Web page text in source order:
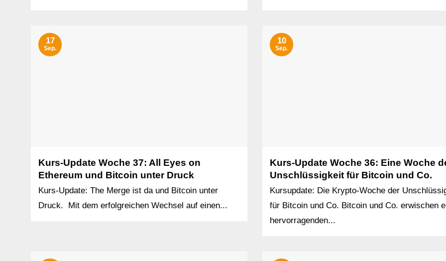
Kurs-Update Woche 37: All Eyes on
Ethereum und Bitcoin unter Druck
Kurs-Update: The Merge ist da und Bitcoin unter
Druck. Mit dem erfolgreichen Wechsel auf einen...
17
Sep.
Kurs-Update Woche 36: Eine Woche
Unschlüssigkeit für Bitcoin und Co.
Kursupdate: Die Krypto-Woche der
für Bitcoin und Co. Bitcoin und Co. erwischen
hervorragenden...
10
Sep.